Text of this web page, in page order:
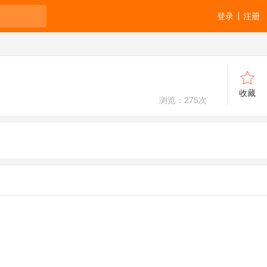
注册
登录
浏览： 275次
收藏